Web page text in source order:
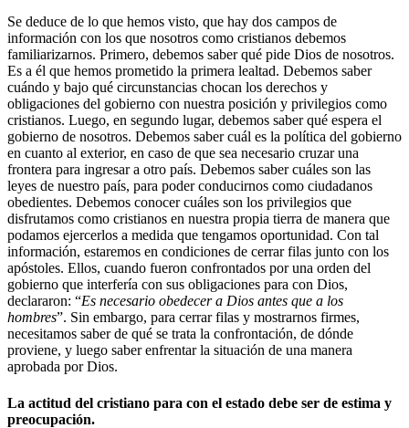
Se deduce de lo que hemos visto, que hay dos campos de
información con los que nosotros como cristianos debemos
familiarizarnos. Primero, debemos saber qué pide Dios de nosotros.
Es a él que hemos prometido la primera lealtad. Debemos saber
cuándo y bajo qué circunstancias chocan los derechos y
obligaciones del gobierno con nuestra posición y privilegios como
cristianos. Luego, en segundo lugar, debemos saber qué espera el
gobierno de nosotros. Debemos saber cuál es la política del gobierno
en cuanto al exterior, en caso de que sea necesario cruzar una
frontera para ingresar a otro país. Debemos saber cuáles son las
leyes de nuestro país, para poder conducirnos como ciudadanos
obedientes. Debemos conocer cuáles son los privilegios que
disfrutamos como cristianos en nuestra propia tierra de manera que
podamos ejercerlos a medida que tengamos oportunidad. Con tal
información, estaremos en condiciones de cerrar filas junto con los
apóstoles. Ellos, cuando fueron confrontados por una orden del
gobierno que interfería con sus obligaciones para con Dios,
declararon: “Es necesario obedecer a Dios antes que a los
hombres”. Sin embargo, para cerrar filas y mostrarnos firmes,
necesitamos saber de qué se trata la confrontación, de dónde
proviene, y luego saber enfrentar la situación de una manera
aprobada por Dios.
La actitud del cristiano para con el estado debe ser de estima y
preocupación.